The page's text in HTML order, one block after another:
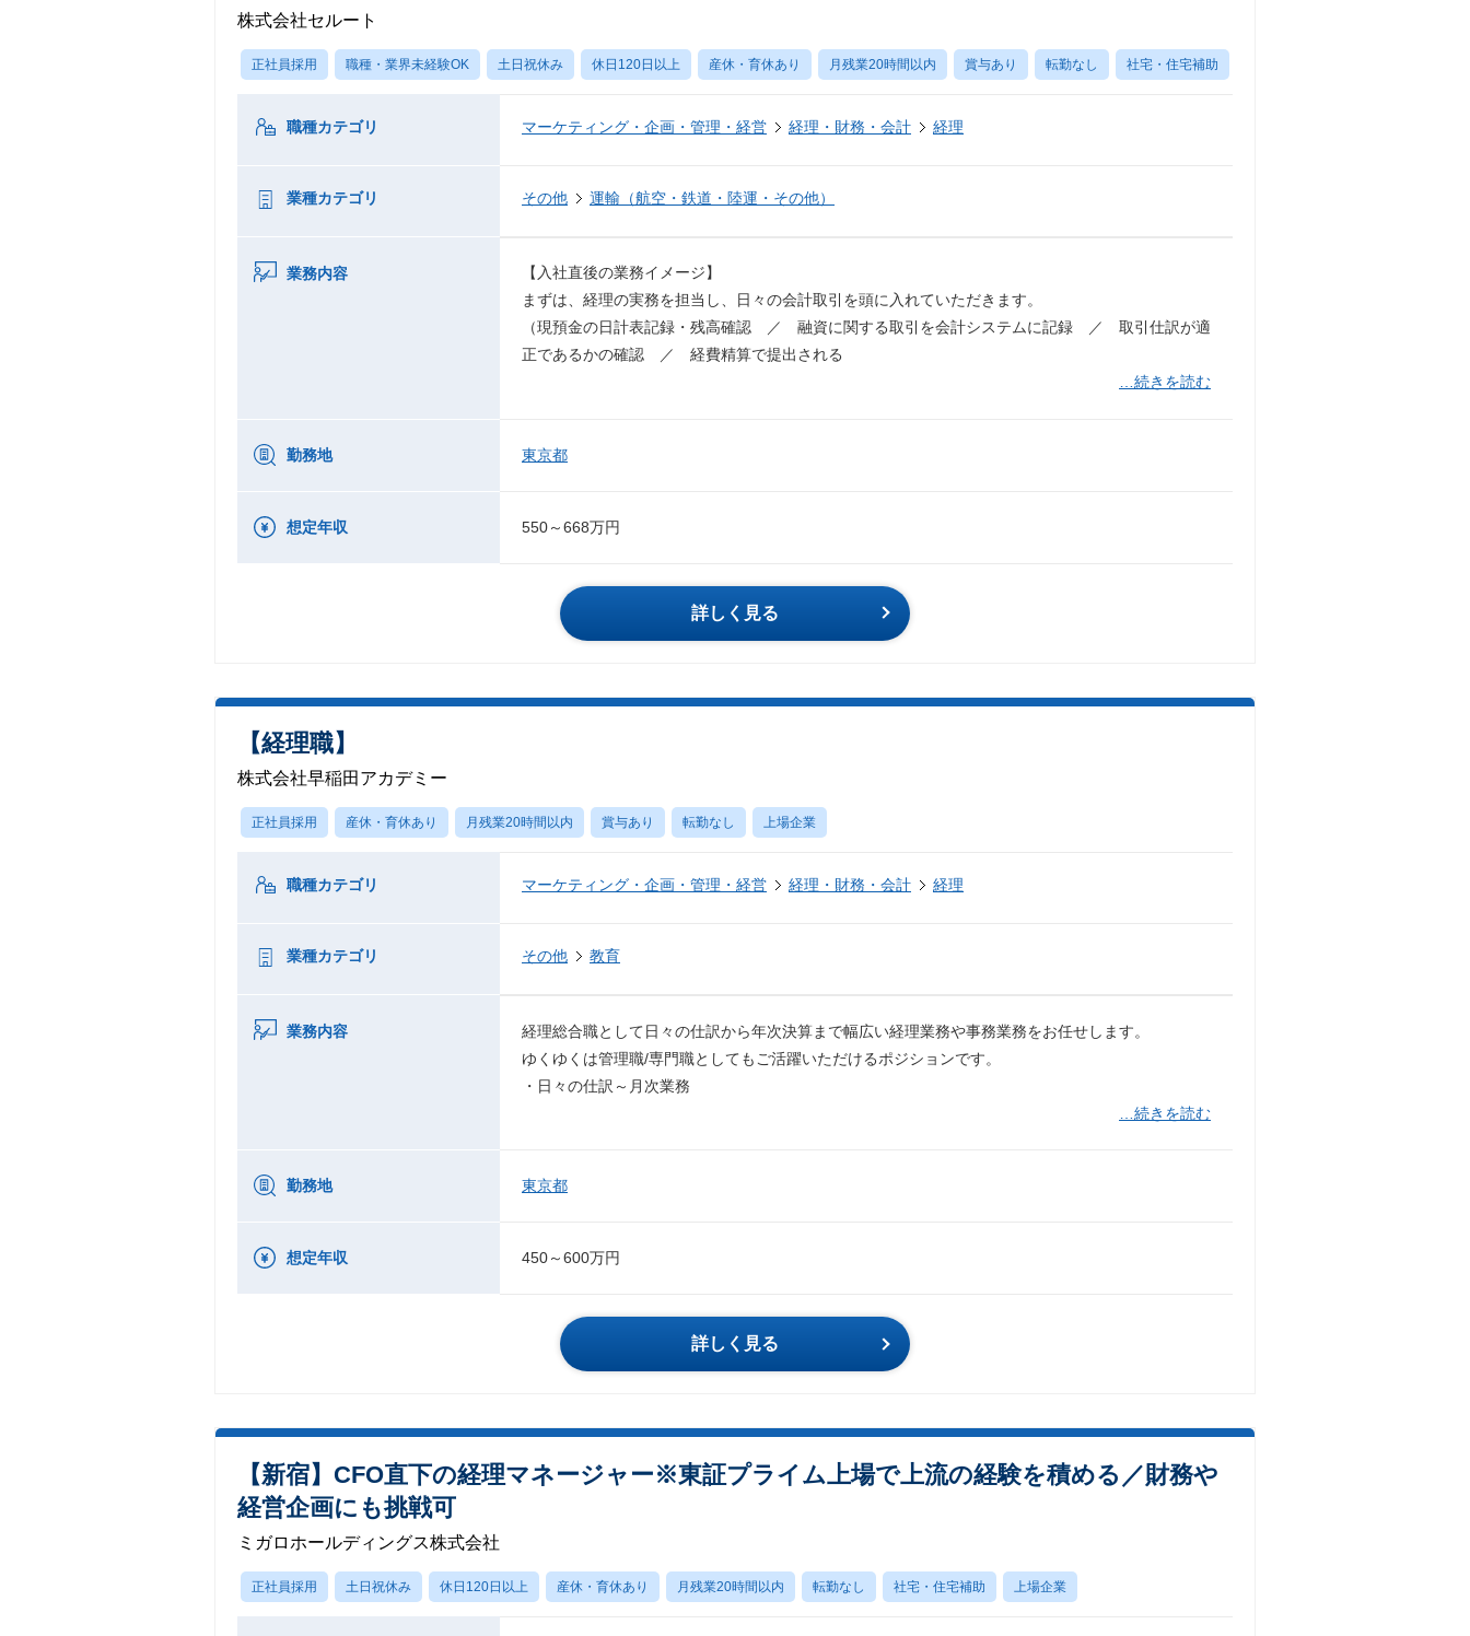
株式会社セルート
正社員採用 職種・業界未経験OK 土日祝休み 休日120日以上 産休・育休あり 月残業20時間以内 賞与あり 転勤なし 社宅・住宅補助
職種カテゴリ マーケティング・企画・管理・経営 経理・財務・会計 経理
業種カテゴリ その他 運輸（航空・鉄道・陸運・その他）
業務内容
【入社直後の業務イメージ】
まずは、経理の実務を担当し、⽇々の会計取引を頭に入れていただきます。
（現預⾦の⽇計表記録・残⾼確認 ／ 融資に関する取引を会計システムに記録 ／ 取引仕訳が適
正であるかの確認 ／ 経費精算で提出される
…続きを読む
勤務地 東京都
想定年収 550～668万円
詳しく見る
【経理職】
株式会社早稲田アカデミー
正社員採用 産休・育休あり 月残業20時間以内 賞与あり 転勤なし 上場企業
職種カテゴリ マーケティング・企画・管理・経営 経理・財務・会計 経理
業種カテゴリ その他 教育
業務内容
経理総合職として日々の仕訳から年次決算まで幅広い経理業務や事務業務をお任せします。
ゆくゆくは管理職/専門職としてもご活躍いただけるポジションです。
・日々の仕訳～月次業務
…続きを読む
勤務地 東京都
想定年収 450～600万円
詳しく見る
【新宿】CFO直下の経理マネージャー※東証プライム上場で上流の経験を積める／財務や
経営企画にも挑戦可
ミガロホールディングス株式会社
正社員採用 土日祝休み 休日120日以上 産休・育休あり 月残業20時間以内 転勤なし 社宅・住宅補助 上場企業